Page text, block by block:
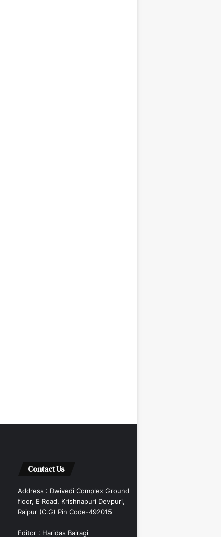
Contact Us
Address : Dwivedi Complex Ground
floor, E Road, Krishnapuri Devpuri,
Raipur (C.G) Pin Code-492015
Editor : Haridas Bairagi